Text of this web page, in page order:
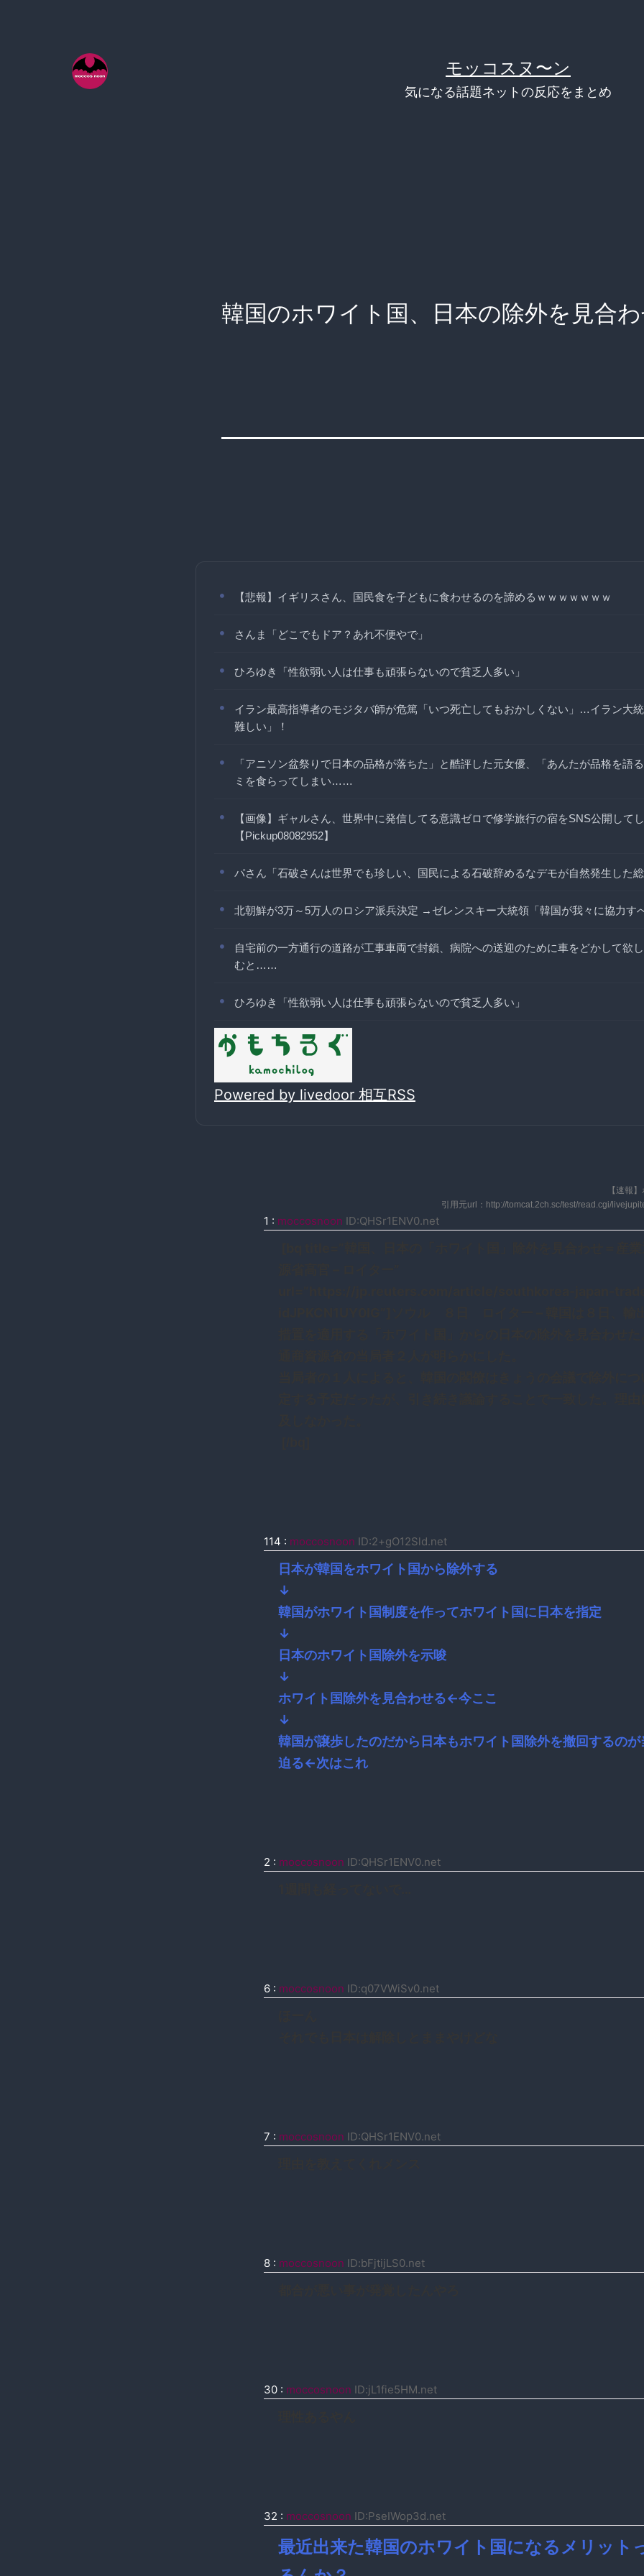
モッコスヌ〜ン
気になる話題ネットの反応をまとめ
韓国のホワイト国、日本の除外を見合
【悲報】イギリスさん、国民食を子どもに食わせるのを諦めるｗｗｗｗｗｗｗ
さんま「どこでもドア？あれ不便やで」
ひろゆき「性欲弱い人は仕事も頑張らないので貧乏人多い」
イラン最高指導者のモジタバ師が危篤「いつ死亡してもおかしくない」…イラン大
難しい」！
「アニソン盆祭りで日本の品格が落ちた」と酷評した元女優、「あんたが品格を語
ミを食らってしまい……
【画像】ギャルさん、世界中に発信してる意識ゼロで修学旅行の宿をSNS公開して
【Pickup08082952】
パさん「石破さんは世界でも珍しい、国民による石破辞めるなデモが自然発生した
北朝鮮が3万～5万人のロシア派兵決定 →ゼレンスキー大統領「韓国が我々に協力す
自宅前の一方通行の道路が工事車両で封鎖、病院への送迎のために車をどかして欲
むと……
ひろゆき「性欲弱い人は仕事も頑張らないので貧乏人多い」
Powered by livedoor 相互RSS
【速報
引用元url：http://tomcat.2ch.sc/test/read.cgi/
1 : moccosnoon ID:QHSr1ENV0.net
114 : moccosnoon ID:2+gO12Sld.net
日本が韓国をホワイト国から除外する
↓
韓国がホワイト国制度を作ってホワイト国に日本を指定
↓
日本のホワイト国除外を示唆
↓
ホワイト国除外を見合わせる←今ここ
↓
韓国が譲歩したのだから日本もホワイト国除外を撤回するのが
迫る←次はこれ
2 : moccosnoon ID:QHSr1ENV0.net
6 : moccosnoon ID:q07VWiSv0.net
7 : moccosnoon ID:QHSr1ENV0.net
8 : moccosnoon ID:bFjtijLS0.net
30 : moccosnoon ID:jL1fie5HM.net
32 : moccosnoon ID:PseIWop3d.net
最近出来た韓国のホワイト国になるメリット